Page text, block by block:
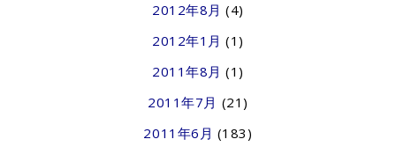
2012年8月 (4)
2012年1月 (1)
2011年8月 (1)
2011年7月 (21)
2011年6月 (183)